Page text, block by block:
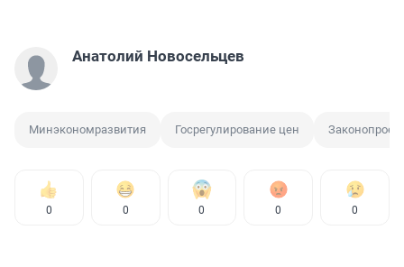
Анатолий Новосельцев
Минэкономразвития Госрегулирование цен
0 0 0 0 0